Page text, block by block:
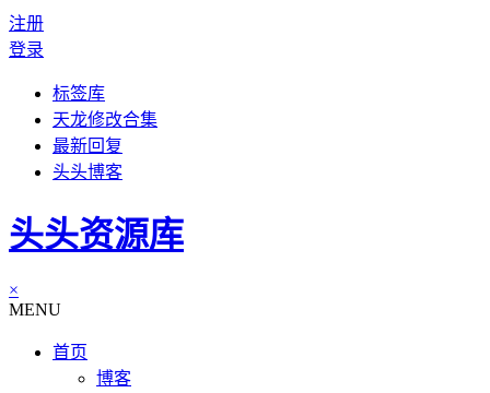
注册
登录
标签库
天龙修改合集
最新回复
头头博客
头头资源库
×
MENU
首页
博客